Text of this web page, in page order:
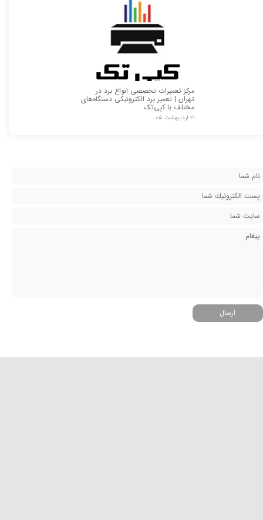
مرکز تعمیرات تخصصی انواع برد در
تهران | تعمیر برد الکترونیکی دستگاه‌های
مختلف با کپی‌تک
۲۱ اردیبهشت ۰۵
ارسال